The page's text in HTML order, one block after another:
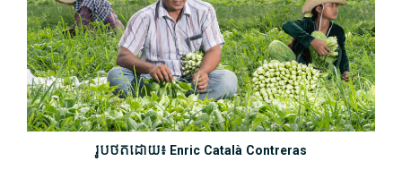
រូបថតដោយ៖ Enric Català Contreras